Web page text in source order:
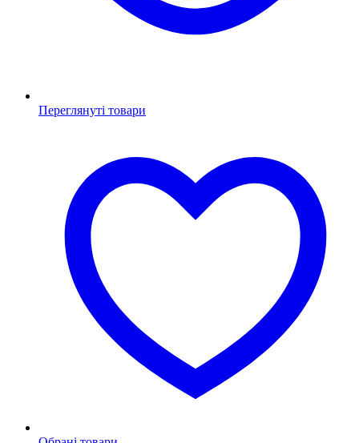
Переглянуті товари